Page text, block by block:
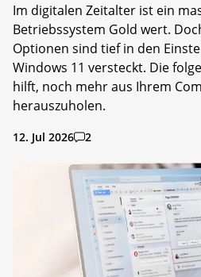
Im digitalen Zeitalter ist ein
Betriebssystem Gold wert.
Optionen sind tief in den
Windows 11 versteckt. Die
hilft, noch mehr aus Ihrem
herauszuholen.
12. Jul 2026 2